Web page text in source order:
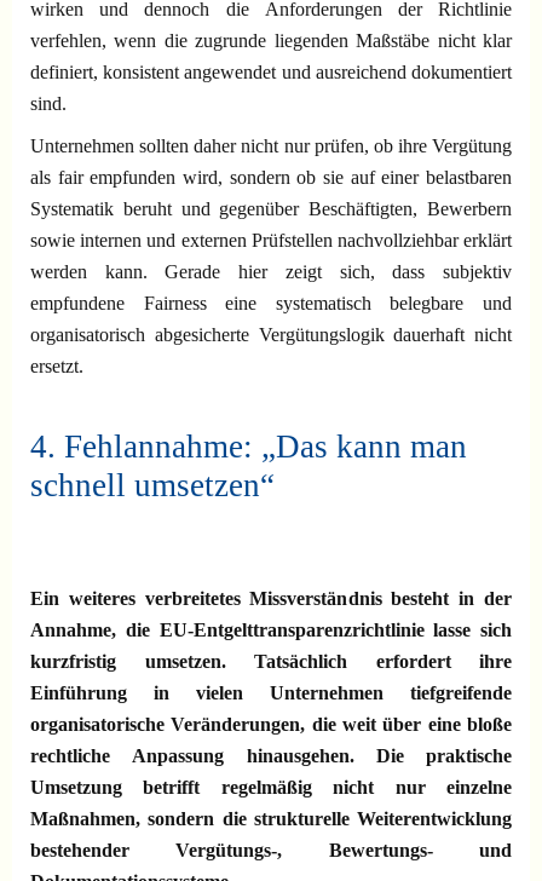
wirken und dennoch die Anforderungen der Richtlinie
verfehlen, wenn die zugrunde liegenden Maßstäbe nicht klar
definiert, konsistent angewendet und ausreichend dokumentiert
sind.
Unternehmen sollten daher nicht nur prüfen, ob ihre Vergütung
als fair empfunden wird, sondern ob sie auf einer belastbaren
Systematik beruht und gegenüber Beschäftigten, Bewerbern
sowie internen und externen Prüfstellen nachvollziehbar erklärt
werden kann. Gerade hier zeigt sich, dass subjektiv
empfundene Fairness eine systematisch belegbare und
organisatorisch abgesicherte Vergütungslogik dauerhaft nicht
ersetzt.
4. Fehlannahme: „Das kann man
schnell umsetzen“
Ein weiteres verbreitetes Missverständnis besteht in der
Annahme, die EU-Entgelttransparenzrichtlinie lasse sich
kurzfristig umsetzen. Tatsächlich erfordert ihre
Einführung in vielen Unternehmen tiefgreifende
organisatorische Veränderungen, die weit über eine bloße
rechtliche Anpassung hinausgehen. Die praktische
Umsetzung betrifft regelmäßig nicht nur einzelne
Maßnahmen, sondern die strukturelle Weiterentwicklung
bestehender Vergütungs-, Bewertungs- und